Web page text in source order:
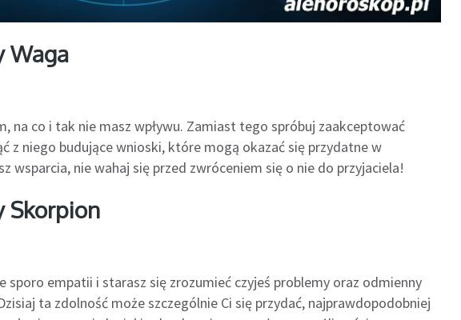
Waga
na co i tak nie masz wpływu. Zamiast tego spróbuj zaakceptować
z niego budujące wnioski, które mogą okazać się przydatne w
wsparcia, nie wahaj się przed zwróceniem się o nie do przyjaciela!
Skorpion
sporo empatii i starasz się zrozumieć czyjeś problemy oraz odmienny
ta zdolność może szczególnie Ci się przydać, najprawdopodobniej